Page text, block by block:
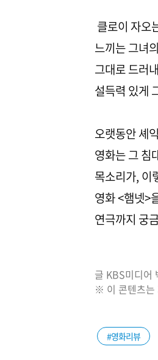
클로이 자오
느끼는 그녀
그대로 드러
설득력 있게
오랫동안 셰
영화는 그 침
목소리가, 이
영화 <햄넷>
연극까지 궁
글 KBS미디
※ 이 콘텐츠는
#영화리뷰